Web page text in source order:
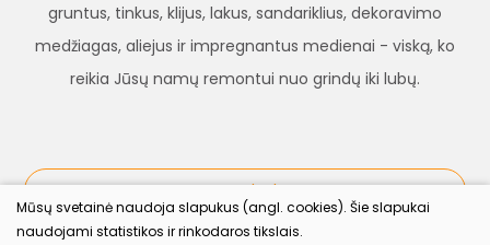
gruntus, tinkus, klijus, lakus, sandariklius, dekoravimo
medžiagas, aliejus ir impregnantus medienai - viską, ko
reikia Jūsų namų remontui nuo grindų iki lubų.
procolor.lt
Mūsų svetainė naudoja slapukus (angl. cookies). Šie slapukai
naudojami statistikos ir rinkodaros tikslais.